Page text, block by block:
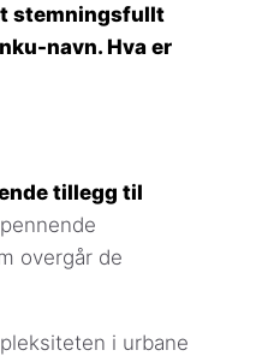
stemningsfullt
navn. Hva er
tillegg til
overgår de
i urbane